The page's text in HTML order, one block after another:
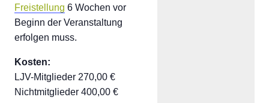
Freistellung 6 Wochen vor
Beginn der Veranstaltung
erfolgen muss.
Kosten:
LJV-Mitglieder 270,00 €
Nichtmitglieder 400,00 €